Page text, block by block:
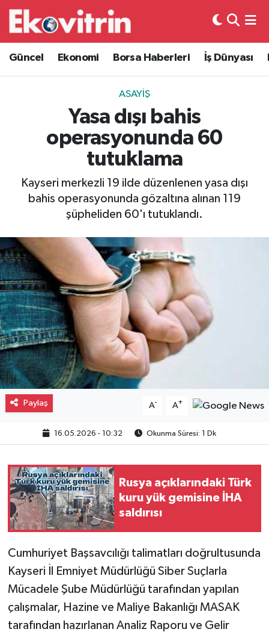
Güncel Ekonomi Borsa Haberleri İş Dünyası
ASAYIŞ
Yasa dışı bahis
operasyonunda 60
tutuklama
Kayseri merkezli 19 ilde düzenlenen yasa dışı
bahis operasyonunda gözaltına alınan 119
şüpheliden 60'ı tutuklandı.
Paylaş A- A+
16.05.2026 - 10:32 Okunma Süresi: 1 Dk
Rusya açıklarındaki Türk
kuru yük gemisine İHA
saldırısı
Cumhuriyet Başsavcılığı talimatları doğrultusunda
Kayseri İl Emniyet Müdürlüğü Siber Suçlarla
Mücadele Şube Müdürlüğü tarafından yapılan
çalışmalar, Hazine ve Maliye Bakanlığı MASAK
tarafından hazırlanan Analiz Raporu ve Gelir
Güncel
Ekonomi
Borsa Haberleri
İş Dünyası
Otovitrin
Magazin
Gayrimenkul
Spor
Eğitim
Hava Durumu
Trafik Durumu
Süper Lig Puan Durumu ve Fikstür
Tüm Manşetler
Son Dakika Haberleri
Haber Arşivi